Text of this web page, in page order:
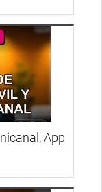
App